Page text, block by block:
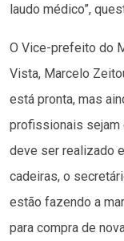
laudo médico”,
O Vice-prefeito do
Vista, Marcelo
está pronta, mas
profissionais sejam
deve ser realizado
cadeiras, o
estão fazendo a
para compra de